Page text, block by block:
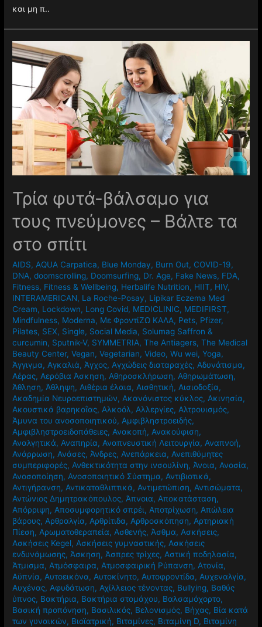
και μη π..
Τρία φυτά-βάλσαμο για
τους πνεύμονες – Βάλτε τα
στο σπίτι
AIDS, AQUA Carpatica, Blue Monday, Burn Out, COVID-19,
DNA,doomscrolling, Doomsurfing, Dr. Age, Fake News, FDA,
Fitness, Fitness & Wellbeing, Herbalife Nutrition, HIIT, HIV,
INTERAMERICAN, La Roche-Posay, Lipikar Eczema Med
Cream, Lockdown, Long Covid, MEDICLINIC, MEDIFIRST,
Mindfulness, Moderna, Mε ΦροντίΖΩ ΚΑΛΑ, Pets, Pfizer,
Pilates, SEX, Single, Social Media, Solumag Saffron &
curcumin, Sputnik-V, SYMMETRIA,The Antiagers,The Medical
Beauty Center,Vegan,Vegetarian,Video,Wu wei,Yoga,
Άγγιγμα, Αγκαλιά, Άγχος, Αγχώδεις διαταραχές, Αδυνάτισμα,
Αέρας, Αερόβια Άσκηση, Αθηροσκλήρωση, Αθηρωμάτωση,
Άθληση, Άθληψη, Αιθέρια έλαια, Αισθητική, Αισιοδοξία,
Ακαδημία Νευροεπιστημών, Ακανόνιστος κύκλος, Ακινησία,
Ακουστικά βαρηκοΐας, Αλκοόλ, Αλλεργίες, Αλτρουισμός,
Άμυνα του ανοσοποιητικού, Αμφιβληστροειδής,
Αμφιβληστροειδοπάθειες, Ανακοπή, Ανακούφιση,
Αναλγητικά, Αναπηρία, Αναπνευστική Λειτουργία, Αναπνοή,
Ανάρρωση, Ανάσες, Άνδρες, Ανεπάρκεια, Ανεπιθύμητες
συμπεριφορές, Ανθεκτικότητα στην ινσουλίνη, Άνοια, Ανοσία,
Ανοσοποίηση, Ανοσοποιητικό Σύστημα, Αντιβιοτικά,
Αντιγήρανση, Αντικαταθλιπτικά, Αντιμετώπιση, Αντισώματα,
Αντώνιος Δημητρακόπουλος, Άπνοια, Αποκατάσταση,
Απόρριψη, Αποσυμφορητικό σπρέι, Αποτρίχωση, Απώλεια
βάρους, Αρθραλγία, Αρθρίτιδα, Αρθροσκόπηση, Αρτηριακή
Πίεση, Αρωματοθεραπεία, Ασθενής, Άσθμα, Ασκήσεις,
Ασκήσεις Kegel, Ασκήσεις γυμναστικής, Ασκήσεις
ενδυνάμωσης, Άσκηση, Άσπρες τρίχες, Αστική ποδηλασία,
Άτμισμα, Ατμόσφαιρα, Ατμοσφαιρική Ρύπανση, Ατονία,
Αϋπνία, Αυτοεικόνα, Αυτοκίνητο, Αυτοφροντίδα, Αυχεναλγία,
Αυχένας, Αφυδάτωση, Αχίλλειος τένοντας, Βullying, Βαθύς
ύπνος, Βακτήρια, Βακτήρια στομάχου, Βαλσαμόχορτο,
Βασική προπόνηση, Βασιλικός, Βελονισμός, Βήχας, Βία κατά
των γυναικών, Βιοϊατρική, Βιταμίνες, Βιταμίνη D, Βιταμίνη